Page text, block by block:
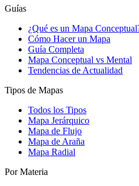
Guías
¿Qué es un Mapa
Cómo Hacer un Mapa
Guía Completa
Mapa Conceptual vs Mental
Tendencias de Actualidad
Tipos de Mapas
Todos los Tipos
Mapa Jerárquico
Mapa de Flujo
Mapa de Araña
Mapa Radial
Por Materia